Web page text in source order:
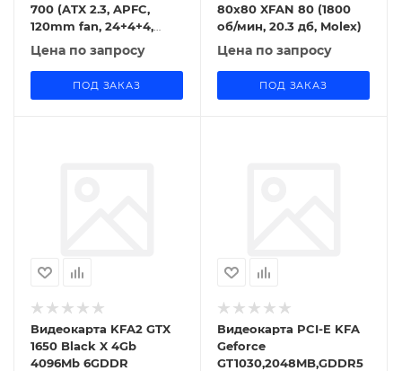
700 (ATX 2.3, APFC,
120mm fan, 24+4+4,
6xSATA, 2xPCI-E(6+2))
[VX PLUS 700]
Цена по запросу
ПОД ЗАКАЗ
80x80 XFAN 80 (1800
об/мин, 20.3 дб, Molex)
Цена по запросу
ПОД ЗАКАЗ
Видеокарта KFA2 GTX
1650 Black X 4Gb
4096Mb 6GDDR
Видеокарта PCI-E KFA
Geforce
GT1030,2048MB,GDDR5